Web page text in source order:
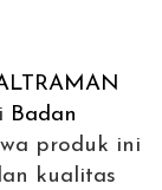
Badan
produk ini
kualitas